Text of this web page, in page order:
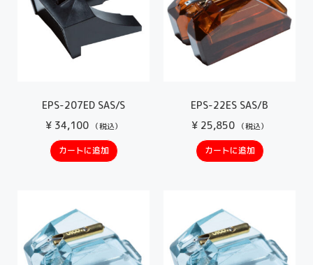
EPS-207ED SAS/S
¥34,100 （税込）
カートに追加
EPS-22ES SAS/B
¥25,850 （税込）
カートに追加